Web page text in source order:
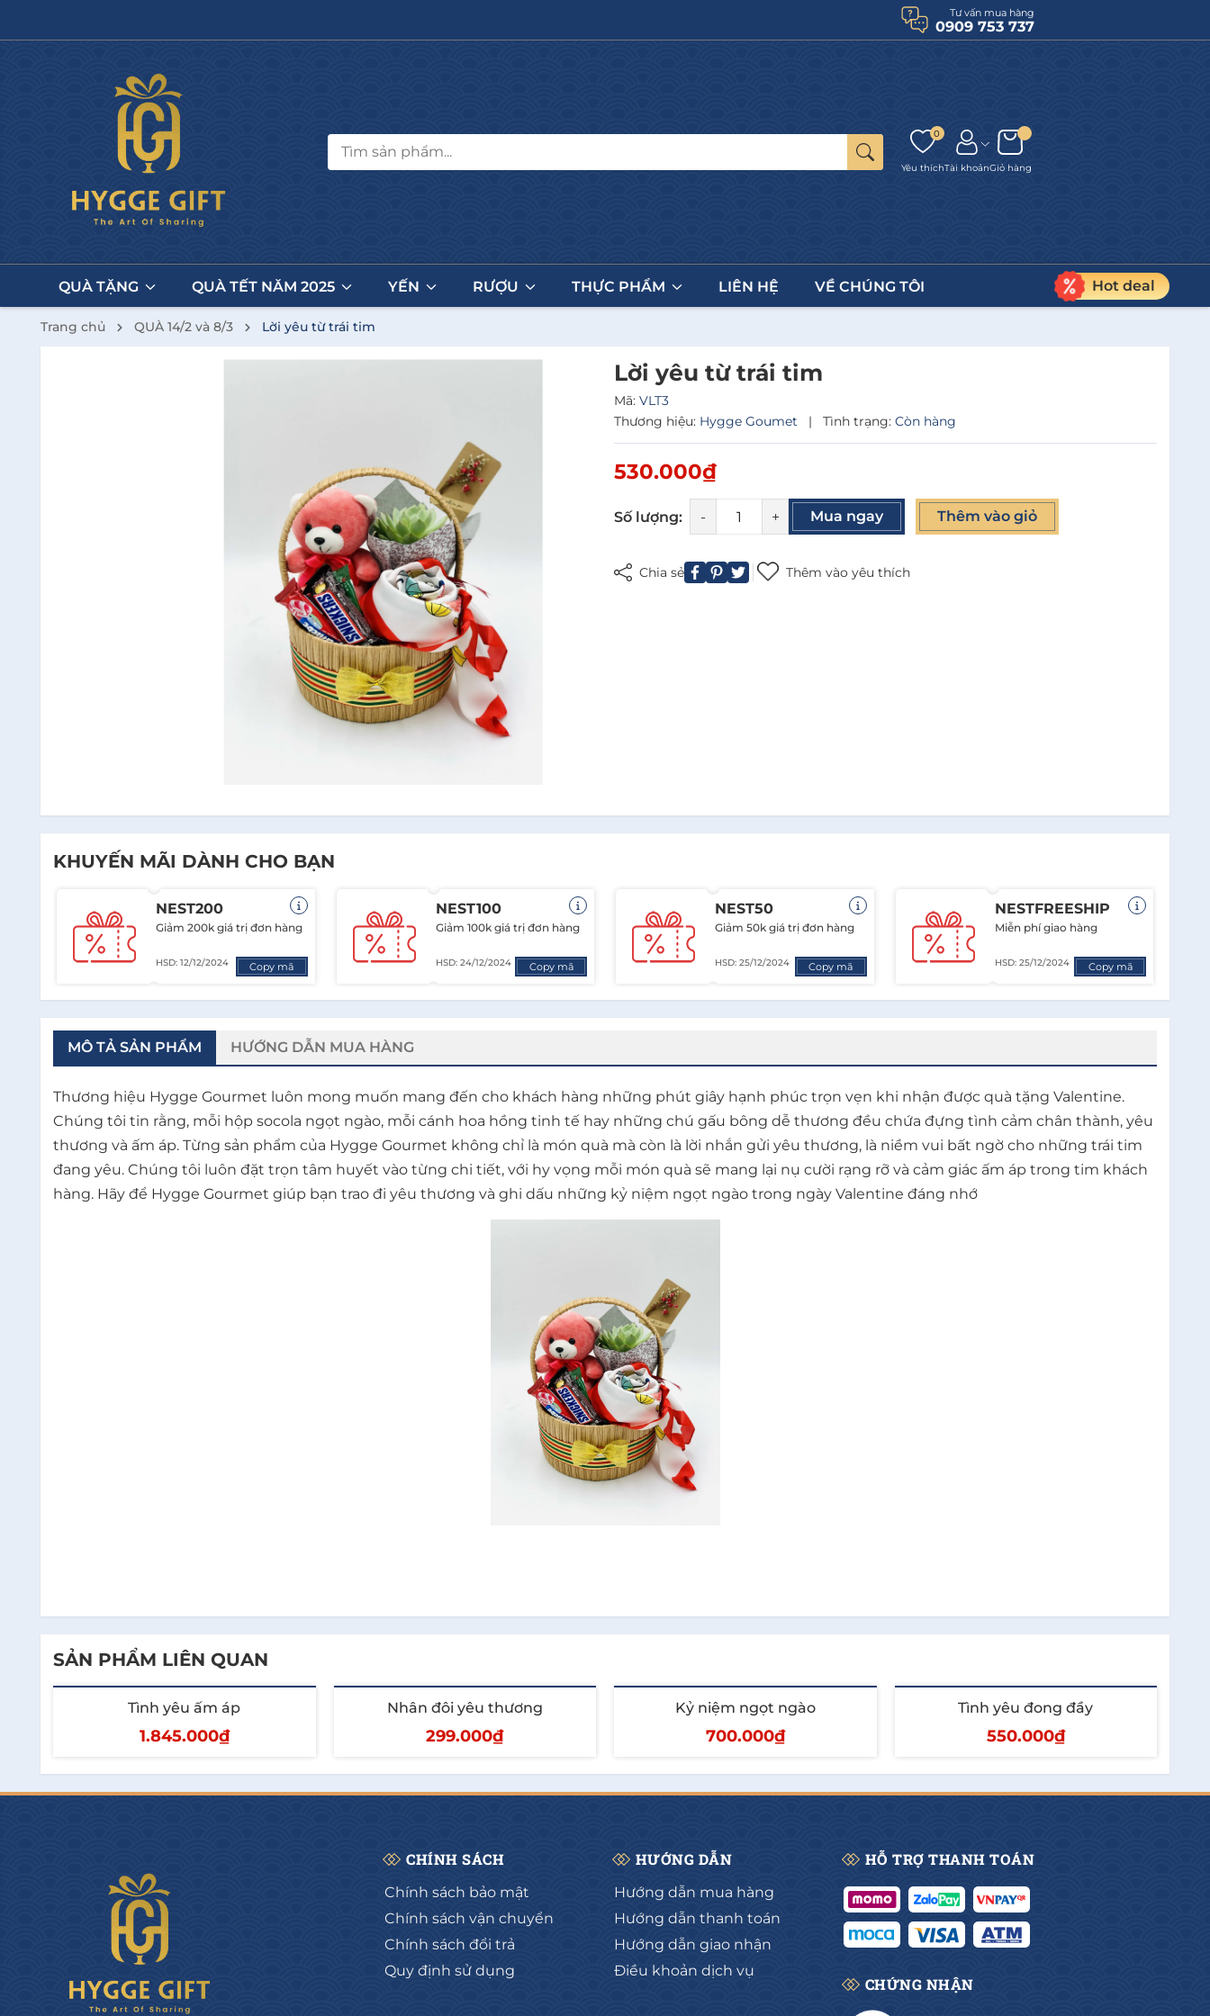
Tư vấn mua hàng
0909 753 737
0
Yêu thíchTài khoảnGiỏ hàng
QUÀ TẶNG QUÀ TẾT NĂM 2025 YẾN RƯỢU THỰC PHẨM LIÊN HỆ VỀ CHÚNG TÔI Hot deal
Trang chủ QUÀ 14/2 và 8/3 Lời yêu từ trái tim
Lời yêu từ trái tim
Mã: VLT3
Thương hiệu: Hygge Goumet | Tình trạng: Còn hàng
530.000₫
Số lượng: - + Mua ngay Thêm vào giỏ
Chia sẻ Thêm vào yêu thích
KHUYẾN MÃI DÀNH CHO BẠN
NEST200
Giảm 200k giá trị đơn hàng
HSD: 12/12/2024 Copy mã
NEST100
Giảm 100k giá trị đơn hàng
HSD: 24/12/2024 Copy mã
NEST50
Giảm 50k giá trị đơn hàng
HSD: 25/12/2024 Copy mã
NESTFREESHIP
Miễn phí giao hàng
HSD: 25/12/2024 Copy mã
Mã giảm giá:
Ngày hết hạn:
Điều kiện:
MÔ TẢ SẢN PHẨM HƯỚNG DẪN MUA HÀNG
Thương hiệu Hygge Gourmet luôn mong muốn mang đến cho khách hàng những phút giây hạnh phúc trọn vẹn khi nhận được quà tặng Valentine.
Chúng tôi tin rằng, mỗi hộp socola ngọt ngào, mỗi cánh hoa hồng tinh tế hay những chú gấu bông dễ thương đều chứa đựng tình cảm chân thành, yêu
thương và ấm áp. Từng sản phẩm của Hygge Gourmet không chỉ là món quà mà còn là lời nhắn gửi yêu thương, là niềm vui bất ngờ cho những trái tim
đang yêu. Chúng tôi luôn đặt trọn tâm huyết vào từng chi tiết, với hy vọng mỗi món quà sẽ mang lại nụ cười rạng rỡ và cảm giác ấm áp trong tim khách
hàng. Hãy để Hygge Gourmet giúp bạn trao đi yêu thương và ghi dấu những kỷ niệm ngọt ngào trong ngày Valentine đáng nhớ
SẢN PHẨM LIÊN QUAN
Tình yêu ấm áp
1.845.000₫
Nhân đôi yêu thương
299.000₫
Kỷ niệm ngọt ngào
700.000₫
Tình yêu đong đầy
550.000₫
CHÍNH SÁCH
Chính sách bảo mật
Chính sách vận chuyển
Chính sách đổi trả
Quy định sử dụng
HƯỚNG DẪN
Hướng dẫn mua hàng
Hướng dẫn thanh toán
Hướng dẫn giao nhận
Điều khoản dịch vụ
HỖ TRỢ THANH TOÁN
CHỨNG NHẬN